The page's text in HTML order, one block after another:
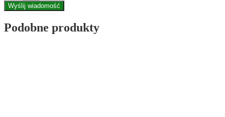
Wyślij wiadomość
Podobne produkty